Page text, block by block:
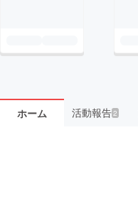
ホーム 活動報告2